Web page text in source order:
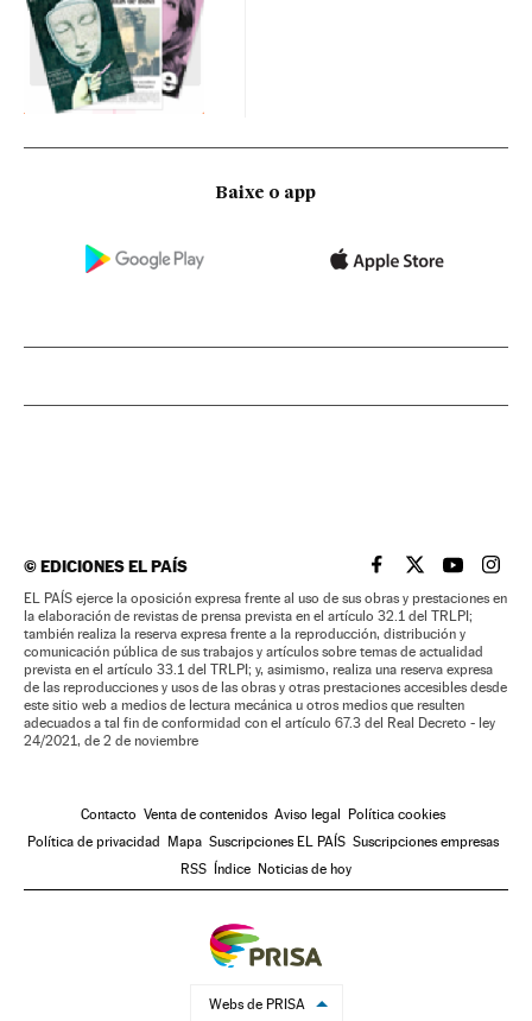
Baixe o app
©EDICIONES EL PAÍS EL PAÍS BRASIL EN
EL PAÍSEL PAÍS
EL
EL PAÍS ejerce la oposición expresa frente al uso de sus obras y prestaciones en
la elaboración de revistas de prensa prevista en el artículo 32.1 del TRLPI;
también realiza la reserva expresa frente a la reproducción, distribución y
comunicación pública de sus trabajos y artículos sobre temas de actualidad
prevista en el artículo 33.1 del TRLPI; y, asimismo, realiza una reserva expresa
de las reproducciones y usos de las obras y otras prestaciones accesibles desde
este sitio web a medios de lectura mecánica u otros medios que resulten
adecuados a tal fin de conformidad con el artículo 67.3 del Real Decreto - ley
24/2021, de 2 de noviembre
Contacto Venta de contenidos Aviso legal Política cookies
Política de privacidad Mapa Suscripciones EL PAÍS Suscripciones empresas
RSS Índice Noticias de hoy
Webs de PRISA